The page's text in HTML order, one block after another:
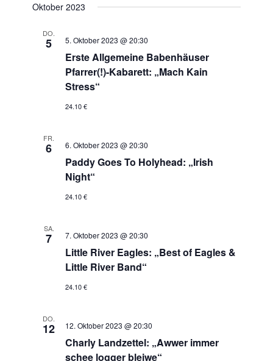
Oktober 2023
DO.
5 5. Oktober 2023 @ 20:30
Erste Allgemeine Babenhäuser
Pfarrer(!)-Kabarett: „Mach Kain
Stress“
24.10 €
FR.
6 6. Oktober 2023 @ 20:30
Paddy Goes To Holyhead: „Irish
Night“
24.10 €
SA.
7 7. Oktober 2023 @ 20:30
Little River Eagles: „Best of Eagles &
Little River Band“
24.10 €
DO.
12 12. Oktober 2023 @ 20:30
Charly Landzettel: „Awwer immer
schee logger bleiwe“